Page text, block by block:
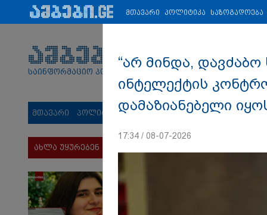
პარტნიორები: ახალი ამბები ეკონომიკა ვიდეო
საინფორმაციო პორტალი
მთავარი პოლიტიკა საზოგადოება სამართალი
ახლა უყურებენ
მთავარი პოლიტიკა საზოგადოება
“არ მინდა,
ინტელექტის
დამაზიანებელი
17:34 / 08-07-2026